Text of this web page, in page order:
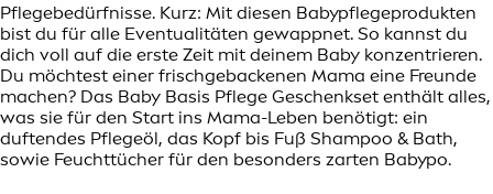
Pflegebedürfnisse. Kurz: Mit diesen Babypflegeprodukten
bist du für alle Eventualitäten gewappnet. So kannst du
dich voll auf die erste Zeit mit deinem Baby konzentrieren.
Du möchtest einer frischgebackenen Mama eine Freunde
machen? Das Baby Basis Pflege Geschenkset enthält alles,
was sie für den Start ins Mama-Leben benötigt: ein
duftendes Pflegeöl, das Kopf bis Fuß Shampoo & Bath,
sowie Feuchttücher für den besonders zarten Babypo.